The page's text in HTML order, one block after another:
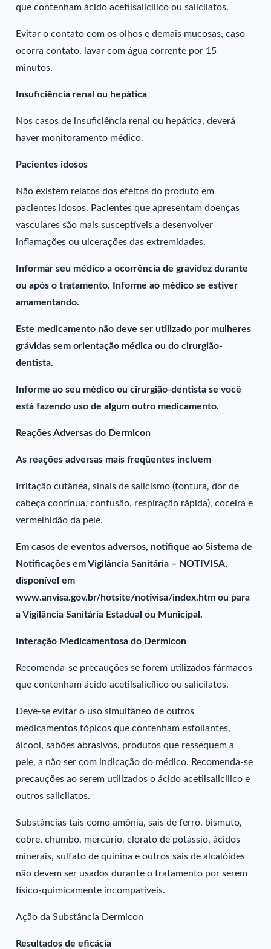
que contenham ácido acetilsalicílico ou salicilatos.
Evitar o contato com os olhos e demais mucosas, caso
ocorra contato, lavar com água corrente por 15
minutos.
Insuficiência renal ou hepática
Nos casos de insuficiência renal ou hepática, deverá
haver monitoramento médico.
Pacientes idosos
Não existem relatos dos efeitos do produto em
pacientes idosos. Pacientes que apresentam doenças
vasculares são mais susceptíveis a desenvolver
inflamações ou ulcerações das extremidades.
Informar seu médico a ocorrência de gravidez durante
ou após o tratamento. Informe ao médico se estiver
amamentando.
Este medicamento não deve ser utilizado por mulheres
grávidas sem orientação médica ou do cirurgião-
dentista.
Informe ao seu médico ou cirurgião-dentista se você
está fazendo uso de algum outro medicamento.
Reações Adversas do Dermicon
As reações adversas mais freqüentes incluem
Irritação cutânea, sinais de salicismo (tontura, dor de
cabeça contínua, confusão, respiração rápida), coceira e
vermelhidão da pele.
Em casos de eventos adversos, notifique ao Sistema de
Notificações em Vigilância Sanitária – NOTIVISA,
disponível em
www.anvisa.gov.br/hotsite/notivisa/index.htm ou para
a Vigilância Sanitária Estadual ou Municipal.
Interação Medicamentosa do Dermicon
Recomenda-se precauções se forem utilizados fármacos
que contenham ácido acetilsalicílico ou salicilatos.
Deve-se evitar o uso simultâneo de outros
medicamentos tópicos que contenham esfoliantes,
álcool, sabões abrasivos, produtos que ressequem a
pele, a não ser com indicação do médico. Recomenda-se
precauções ao serem utilizados o ácido acetilsalicílico e
outros salicilatos.
Substâncias tais como amônia, sais de ferro, bismuto,
cobre, chumbo, mercúrio, clorato de potássio, ácidos
minerais, sulfato de quinina e outros sais de alcalóides
não devem ser usados durante o tratamento por serem
físico-quimicamente incompatíveis.
Ação da Substância Dermicon
Resultados de eficácia